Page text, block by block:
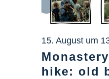
15. August um
hike: old